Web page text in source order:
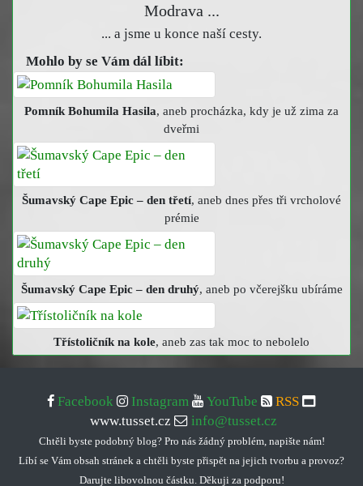
Modrava ...
... a jsme u konce naší cesty.
Mohlo by se Vám dál líbit:
Pomník Bohumila Hasila, aneb procházka, kdy je už zima za
dveřmi
Šumavský Cape Epic – den třetí, aneb dnes přes tři vrcholové
prémie
Šumavský Cape Epic – den druhý, aneb po včerejšku ubíráme
Třístoličník na kole, aneb zas tak moc to nebolelo
Facebook Instagram YouTube
RSS
www.tusset.cz
info@tusset.cz
Chtěli byste podobný blog? Pro nás žádný problém, napište nám!
Líbí se Vám obsah stránek a chtěli byste přispět na jejich tvorbu a provoz?
Darujte libovolnou částku. Děkuji za podporu!